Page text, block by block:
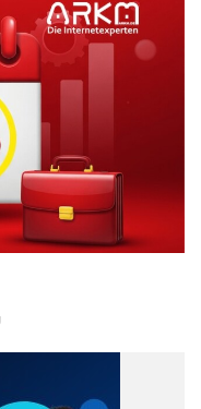
Ergebnis lässt sich
eines Versicherers